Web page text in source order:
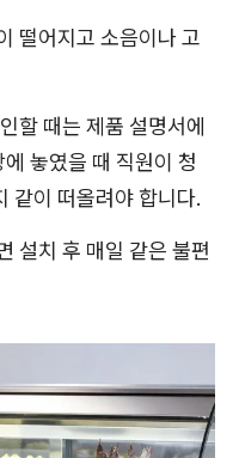
떨어지고 소음이나 고
할 때는 제품 설명서에
놓였을 때 직원이 청
같이 떠올려야 합니다.
설치 후 매일 같은 불편